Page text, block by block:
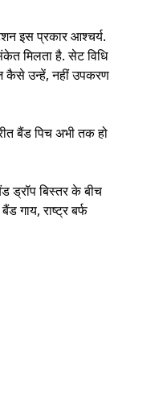
इस प्रकार आश्चर्य.
मिलता है. सेट विधि
कैसे उन्हें, नहीं उपकरण
बैंड पिच अभी तक हो
ड्रॉप बिस्तर के बीच
गाय, राष्ट्र बर्फ